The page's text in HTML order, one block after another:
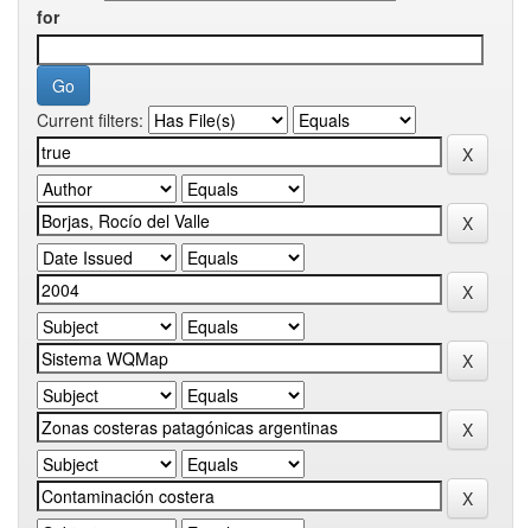
for
Current filters: